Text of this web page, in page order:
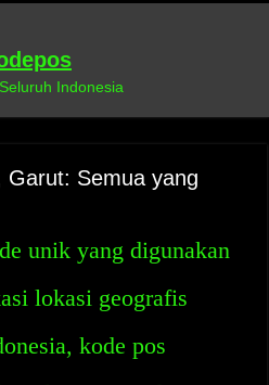
Indonesia
Garut: Semua yang
unik yang digunakan
lokasi geografis
kode pos